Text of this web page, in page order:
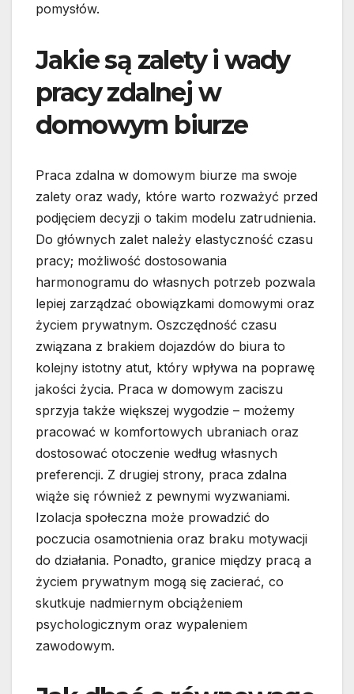
pomysłów.
Jakie są zalety i wady
pracy zdalnej w
domowym biurze
Praca zdalna w domowym biurze ma swoje
zalety oraz wady, które warto rozważyć przed
podjęciem decyzji o takim modelu zatrudnienia.
Do głównych zalet należy elastyczność czasu
pracy; możliwość dostosowania
harmonogramu do własnych potrzeb pozwala
lepiej zarządzać obowiązkami domowymi oraz
życiem prywatnym. Oszczędność czasu
związana z brakiem dojazdów do biura to
kolejny istotny atut, który wpływa na poprawę
jakości życia. Praca w domowym zaciszu
sprzyja także większej wygodzie – możemy
pracować w komfortowych ubraniach oraz
dostosować otoczenie według własnych
preferencji. Z drugiej strony, praca zdalna
wiąże się również z pewnymi wyzwaniami.
Izolacja społeczna może prowadzić do
poczucia osamotnienia oraz braku motywacji
do działania. Ponadto, granice między pracą a
życiem prywatnym mogą się zacierać, co
skutkuje nadmiernym obciążeniem
psychologicznym oraz wypaleniem
zawodowym.